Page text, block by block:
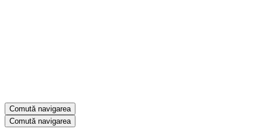
Comută navigarea
Comută navigarea